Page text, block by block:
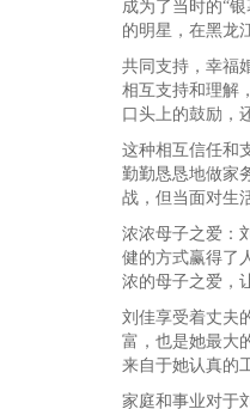
成为了当时的“
的明星，在黑龙
共同支持，幸福
相互支持和理解
口头上的鼓励，
这种相互信任和
勤勤恳恳地做家
战，但当面对生
浓浓母子之爱：
健的方式赢得了
浓的母子之爱，
刘佳享受着丈夫
富，也是她最大
来自于她认真的
家庭和事业对于